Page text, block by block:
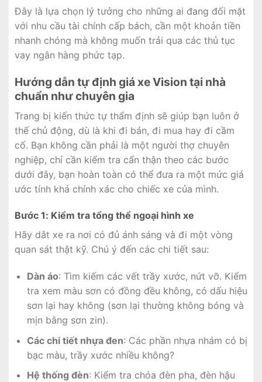
Đây là lựa chọn lý tưởng cho những ai đang đối mặt
với nhu cầu tài chính cấp bách, cần một khoản tiền
nhanh chóng mà không muốn trải qua các thủ tục
vay ngân hàng phức tạp.
Hướng dẫn tự định giá xe Vision tại nhà
chuẩn như chuyên gia
Trang bị kiến thức tự thẩm định sẽ giúp bạn luôn ở
thế chủ động, dù là khi đi bán, đi mua hay đi cầm
cố. Bạn không cần phải là một người thợ chuyên
nghiệp, chỉ cần kiểm tra cẩn thận theo các bước
dưới đây, bạn hoàn toàn có thể đưa ra một mức giá
ước tính khá chính xác cho chiếc xe của mình.
Bước 1: Kiểm tra tổng thể ngoại hình xe
Hãy dắt xe ra nơi có đủ ánh sáng và đi một vòng
quan sát thật kỹ. Chú ý đến các chi tiết sau:
Dàn áo: Tìm kiếm các vết trầy xước, nứt vỡ. Kiểm
tra xem màu sơn có đồng đều không, có dấu hiệu
sơn lại hay không (sơn lại thường không bóng và
mịn bằng sơn zin).
Các chi tiết nhựa đen: Các phần nhựa nhám có bị
bạc màu, trầy xước nhiều không?
Hệ thống đèn: Kiểm tra chóa đèn pha, đèn hậu